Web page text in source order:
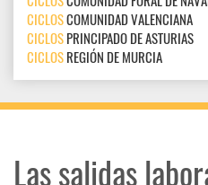
CICLOSCOMUNIDAD VALENCIANA
CICLOSPRINCIPADO DE ASTURIAS
CICLOSREGIÓN DE MURCIA
Las salidas